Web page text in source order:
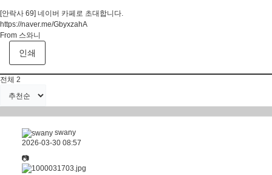
[안락사 69] 네이버 카페로 초대합니다.
https://naver.me/GbyxzahA
From 스와니
인쇄
전체 2
swany
2026-03-30 08:57
📷